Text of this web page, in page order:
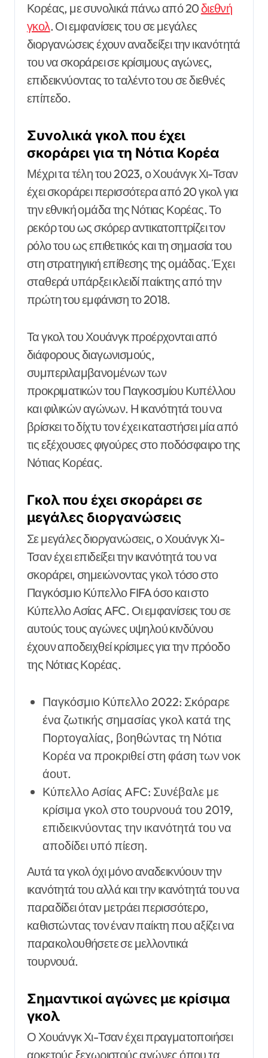
Κορέας, με συνολικά πάνω από 20διεθνή
γκολ. Οι εμφανίσεις του σε μεγάλες
διοργανώσεις έχουν αναδείξει την ικανότητά
του να σκοράρει σε κρίσιμους αγώνες,
επιδεικνύοντας το ταλέντο του σε διεθνές
επίπεδο.
Συνολικά γκολ που έχει
σκοράρει για τη Νότια Κορέα
Μέχρι τα τέλη του 2023, ο Χουάνγκ Χι-Τσαν
έχει σκοράρει περισσότερα από 20 γκολ για
την εθνική ομάδα της Νότιας Κορέας. Το
ρεκόρ του ως σκόρερ αντικατοπτρίζει τον
ρόλο του ως επιθετικός και τη σημασία του
στη στρατηγική επίθεσης της ομάδας. Έχει
σταθερά υπάρξει κλειδί παίκτης από την
πρώτη του εμφάνιση το 2018.
Τα γκολ του Χουάνγκ προέρχονται από
διάφορους διαγωνισμούς,
συμπεριλαμβανομένων των
προκριματικών του Παγκοσμίου Κυπέλλου
και φιλικών αγώνων. Η ικανότητά του να
βρίσκει το δίχτυ τον έχει καταστήσει μία από
τις εξέχουσες φιγούρες στο ποδόσφαιρο της
Νότιας Κορέας.
Γκολ που έχει σκοράρει σε
μεγάλες διοργανώσεις
Σε μεγάλες διοργανώσεις, ο Χουάνγκ Χι-
Τσαν έχει επιδείξει την ικανότητά του να
σκοράρει, σημειώνοντας γκολ τόσο στο
Παγκόσμιο Κύπελλο FIFA όσο και στο
Κύπελλο Ασίας AFC. Οι εμφανίσεις του σε
αυτούς τους αγώνες υψηλού κινδύνου
έχουν αποδειχθεί κρίσιμες για την πρόοδο
της Νότιας Κορέας.
Παγκόσμιο Κύπελλο 2022: Σκόραρε
ένα ζωτικής σημασίας γκολ κατά της
Πορτογαλίας, βοηθώντας τη Νότια
Κορέα να προκριθεί στη φάση των νοκ
άουτ.
Κύπελλο Ασίας AFC: Συνέβαλε με
κρίσιμα γκολ στο τουρνουά του 2019,
επιδεικνύοντας την ικανότητά του να
αποδίδει υπό πίεση.
Αυτά τα γκολ όχι μόνο αναδεικνύουν την
ικανότητά του αλλά και την ικανότητά του να
παραδίδει όταν μετράει περισσότερο,
καθιστώντας τον έναν παίκτη που αξίζει να
παρακολουθήσετε σε μελλοντικά
τουρνουά.
Σημαντικοί αγώνες με κρίσιμα
γκολ
Ο Χουάνγκ Χι-Τσαν έχει πραγματοποιήσει
αρκετούς ξεχωριστούς αγώνες όπου τα